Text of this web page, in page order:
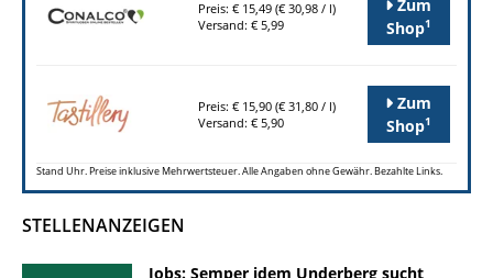
Preis: € 15,49 (€ 30,98 / l)
Versand: € 5,99
Zum
Shop1
Preis: € 15,90 (€ 31,80 / l)
Versand: € 5,90
Zum
Shop1
Stand Uhr. Preise inklusive Mehrwertsteuer. Alle Angaben ohne Gewähr. Bezahlte Links.
STELLENANZEIGEN
Jobs: Semper idem Underberg sucht